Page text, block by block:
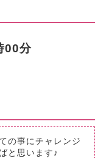
00分
の事にチャレンジ
と思います♪